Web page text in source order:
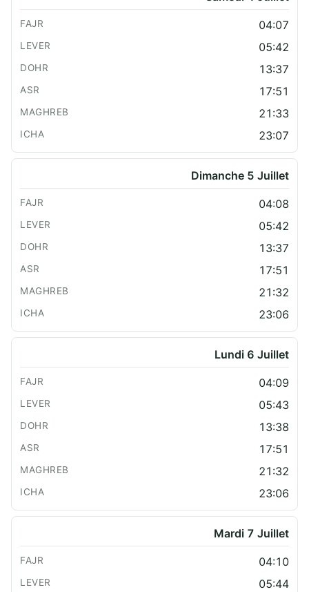
04:07
05:42
13:37
17:51
21:33
23:07
Dimanche 5 Juillet
04:08
05:42
13:37
17:51
21:32
23:06
Lundi 6 Juillet
04:09
05:43
13:38
17:51
21:32
23:06
Mardi 7 Juillet
04:10
05:44